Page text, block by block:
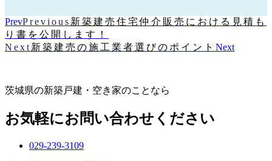
PrevPrevious 新築建売住宅仲介販売における見積も
り書を公開します！
Next 新築建売の施工業者選びのポイント Next
茨城県の新築戸建・空き家のことなら
お気軽にお問い合わせください
029-239-3109